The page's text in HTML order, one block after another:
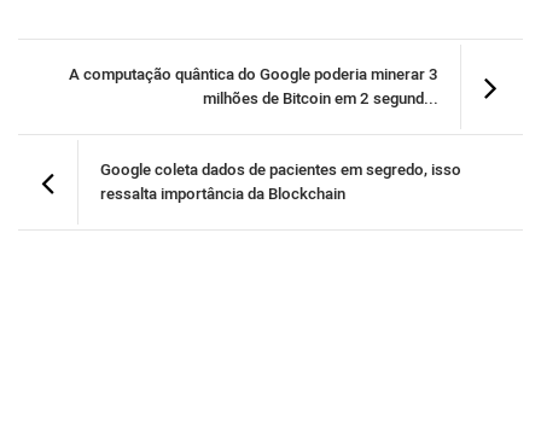
A computação quântica do Google poderia minerar 3
milhões de Bitcoin em 2 segund...
Google coleta dados de pacientes em segredo, isso
ressalta importância da Blockchain